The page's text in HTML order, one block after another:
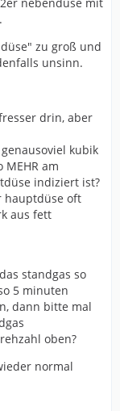
zu groß und
unsinn.
drin, aber
kubik
am
indiziert ist?
hauptdüse oft
aus fett
standgas so
5 minuten
dann bitte mal
oben?
normal